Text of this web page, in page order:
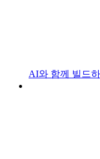
AI와 함께 빌드하